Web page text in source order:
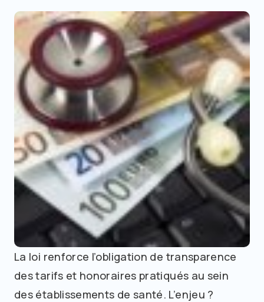
La loi renforce l’obligation de transparence
des tarifs et honoraires pratiqués au sein
des établissements de santé. L’enjeu ?